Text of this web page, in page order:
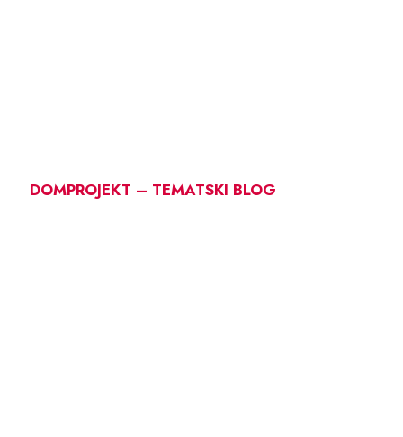
DOMPROJEKT – TEMATSKI BLOG